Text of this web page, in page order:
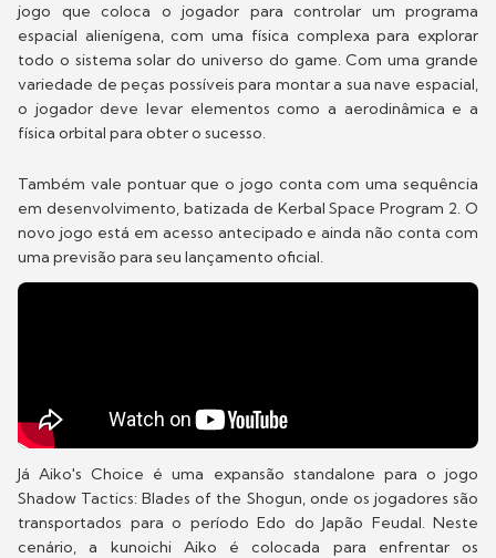
jogo que coloca o jogador para controlar um programa
espacial alienígena, com uma física complexa para explorar
todo o sistema solar do universo do game. Com uma grande
variedade de peças possíveis para montar a sua nave espacial,
o jogador deve levar elementos como a aerodinâmica e a
física orbital para obter o sucesso.
Também vale pontuar que o jogo conta com uma sequência
em desenvolvimento, batizada de Kerbal Space Program 2. O
novo jogo está em acesso antecipado e ainda não conta com
uma previsão para seu lançamento oficial.
Já Aiko's Choice é uma expansão standalone para o jogo
Shadow Tactics: Blades of the Shogun, onde os jogadores são
transportados para o período Edo do Japão Feudal. Neste
cenário, a kunoichi Aiko é colocada para enfrentar os